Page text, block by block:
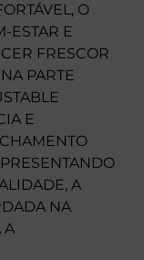
O
ESTAR E
FRESCOR
PARTE
E
A
NA
A